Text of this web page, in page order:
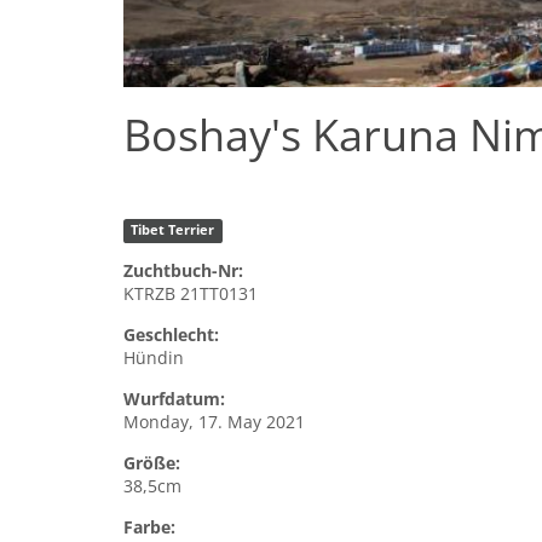
Boshay's Karuna
Tibet Terrier
Zuchtbuch-Nr:
KTRZB 21TT0131
Geschlecht:
Hündin
Wurfdatum:
Monday, 17. May 2021
Größe:
38,5cm
Farbe: